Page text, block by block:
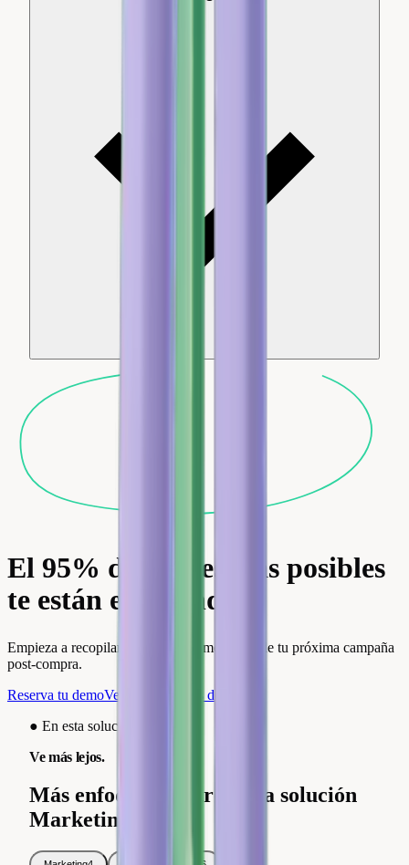
El 95% de tus reseñas posibles
te están esperando.
Empieza a recopilarlas automáticamente desde tu próxima campaña
post-compra.
Reserva tu demoVer integraciones de email
● En esta solución
Ve más lejos.
Más enfoques dentro de la solución
Marketing.